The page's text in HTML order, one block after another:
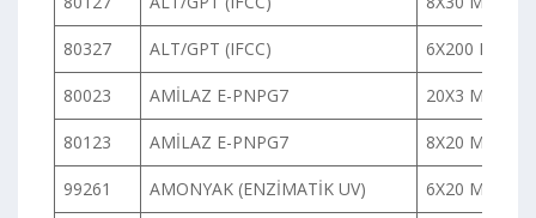
80327 ALT/GPT (IFCC) 6X200 ML
80023 AMİLAZ E-PNPG7 20X3 ML
80123 AMİLAZ E-PNPG7 8X20 ML
99261 AMONYAK (ENZİMATİK UV) 6X20 ML